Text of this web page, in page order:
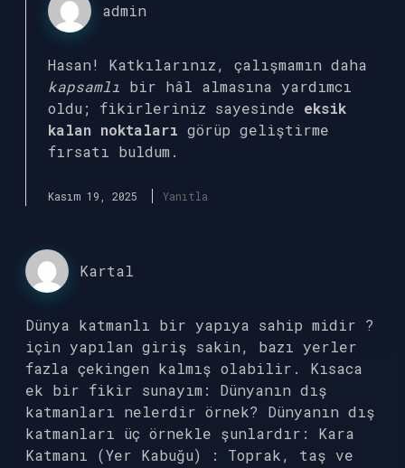
admin
Hasan! Katkılarınız, çalışmamın daha
kapsamlı bir hâl almasına yardımcı
oldu; fikirleriniz sayesinde eksik
kalan noktaları görüp geliştirme
fırsatı buldum.
Kasım 19, 2025 Yanıtla
Kartal
Dünya katmanlı bir yapıya sahip midir ?
için yapılan giriş sakin, bazı yerler
fazla çekingen kalmış olabilir. Kısaca
ek bir fikir sunayım: Dünyanın dış
katmanları nelerdir örnek? Dünyanın dış
katmanları üç örnekle şunlardır: Kara
Katmanı (Yer Kabuğu) : Toprak, taş ve